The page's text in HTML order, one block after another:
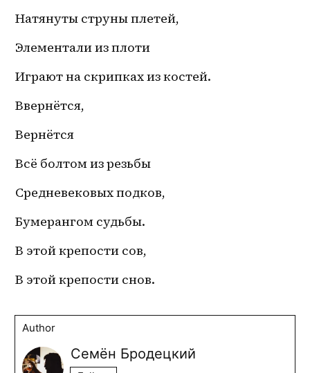
Натянуты струны плетей,
Элементали из плоти
Играют на скрипках из костей.
Ввернётся,
Вернётся
Всё болтом из резьбы
Средневековых подков,
Бумерангом судьбы.
В этой крепости сов,
В этой крепости снов.
Author
Семён Бродецкий